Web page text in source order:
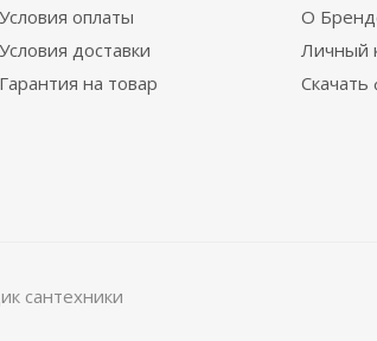
Условия оплаты
Условия доставки
Гарантия на товар
О
Личный
сантехники